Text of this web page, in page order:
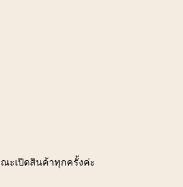
ะเปิดสินค้าทุกครั้งค่ะ